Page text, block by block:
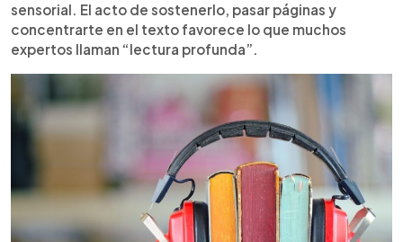
sensorial. El acto de sostenerlo, pasar páginas y
concentrarte en el texto favorece lo que muchos
expertos llaman “lectura profunda”.